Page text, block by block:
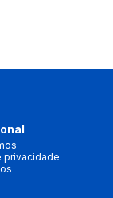
privacidade